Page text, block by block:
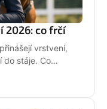
2026: co frčí
vrstvení,
do stáje. Co